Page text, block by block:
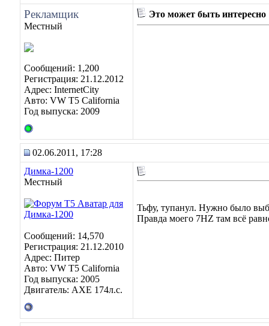
Рекламщик
Местный
Сообщений: 1,200
Регистрация: 21.12.2012
Адрес: InternetCity
Авто: VW T5 California
Год выпуска: 2009
Это может быть интересно
02.06.2011, 17:28
Димка-1200
Местный
Сообщений: 14,570
Регистрация: 21.12.2010
Адрес: Питер
Авто: VW T5 California
Год выпуска: 2005
Двигатель: AXE 174л.с.
Тьфу, тупанул. Нужно было
Правда моего 7HZ там всё